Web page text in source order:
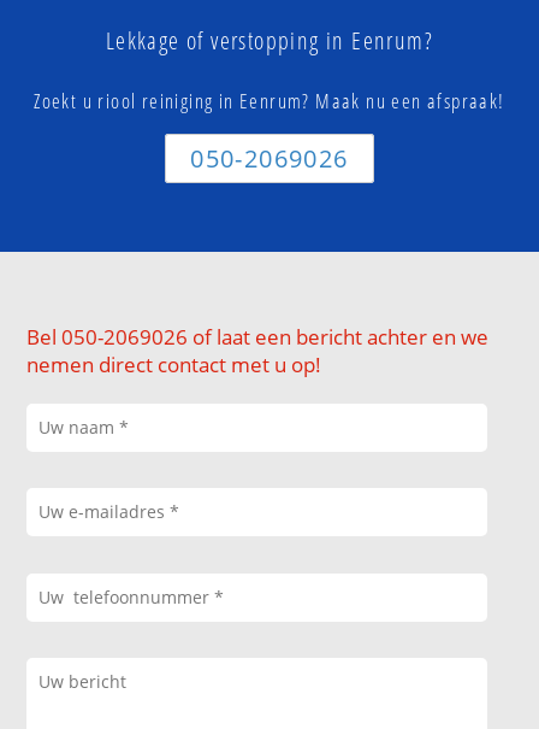
Lekkage of verstopping in Eenrum?
Zoekt u riool reiniging in Eenrum? Maak nu een afspraak!
050-2069026
Bel 050-2069026 of laat een bericht achter en we
nemen direct contact met u op!